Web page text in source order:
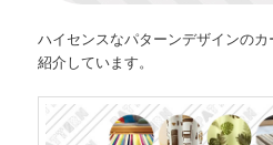
ハイセンスなパターンデザインの
紹介しています。